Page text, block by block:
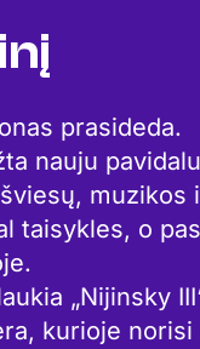
prasideda.
nauju
muzikos
taisykles, o
„Nijinsky
kurioje